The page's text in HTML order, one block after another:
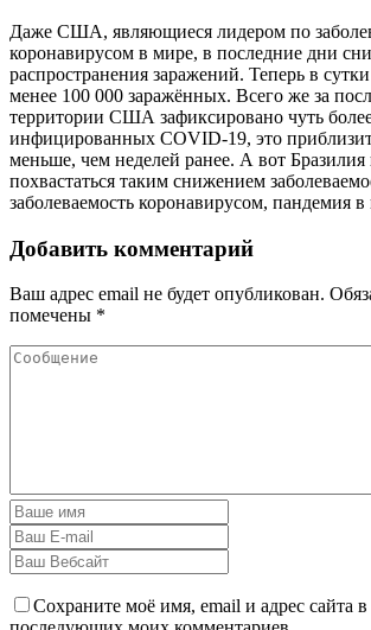
Даже США, являющиеся лидером по
коронавирусом в мире, в последние дни
распространения заражений. Теперь в
менее 100 000 заражённых. Всего же за
территории США зафиксировано чуть
инфицированных COVID-19, это
меньше, чем неделей ранее. А вот
похвастаться таким снижением
заболеваемость коронавирусом, пандемия
Добавить комментарий
Ваш адрес email не будет опубликован.
помечены *
Сохраните моё имя, email и адрес сайта в